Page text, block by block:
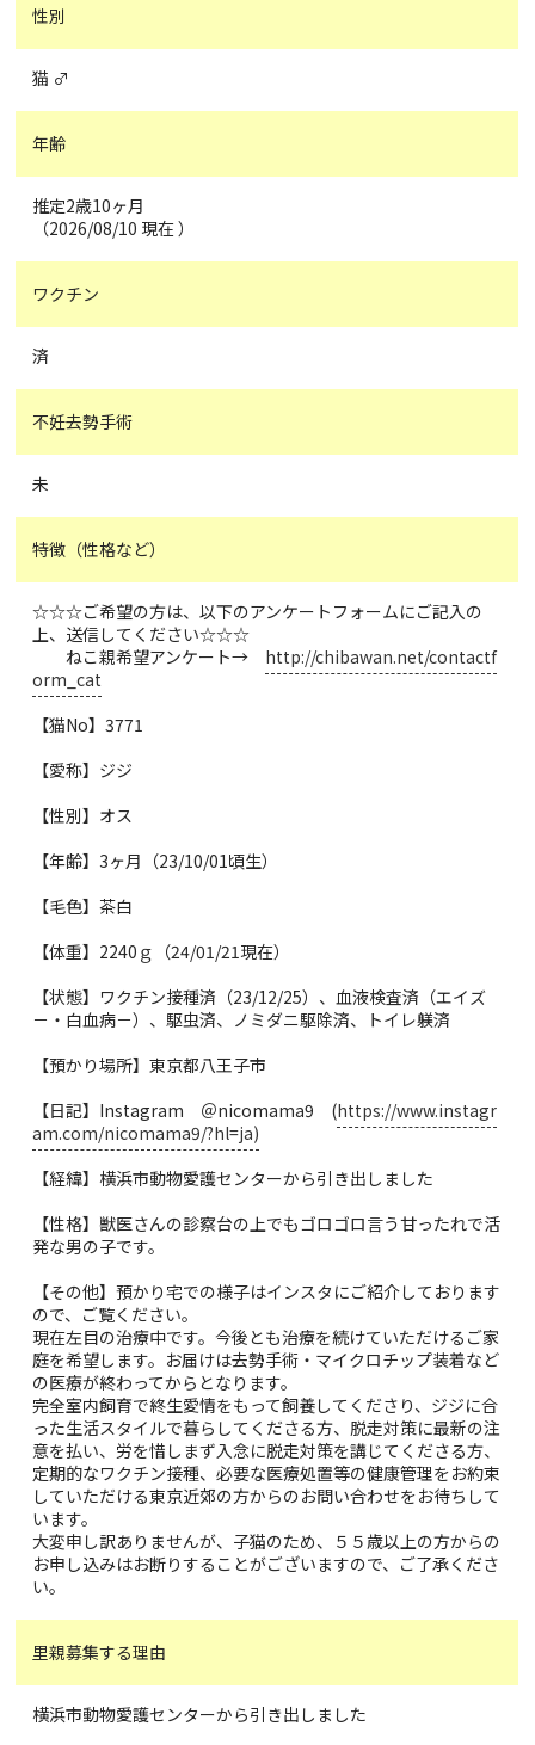
性別
猫 ♂
年齢
推定2歳10ヶ月
（2026/08/10 現在 ）
ワクチン
済
不妊去勢手術
未
特徴（性格など）
☆☆☆ご希望の方は、以下のアンケートフォームにご記入の
上、送信してください☆☆☆
ねこ親希望アンケート→ http://chibawan.net/contactf
orm_cat
【猫No】3771
【愛称】ジジ
【性別】オス
【年齢】3ヶ月（23/10/01頃生）
【毛色】茶白
【体重】2240ｇ（24/01/21現在）
【状態】ワクチン接種済（23/12/25）、血液検査済（エイズ
－・白血病－）、駆虫済、ノミダニ駆除済、トイレ躾済
【預かり場所】東京都八王子市
【日記】Instagram ＠nicomama9 (https://www.instagr
am.com/nicomama9/?hl=ja)
【経緯】横浜市動物愛護センターから引き出しました
【性格】獣医さんの診察台の上でもゴロゴロ言う甘ったれで活
発な男の子です。
【その他】預かり宅での様子はインスタにご紹介しております
ので、ご覧ください。
現在左目の治療中です。今後とも治療を続けていただけるご家
庭を希望します。お届けは去勢手術・マイクロチップ装着など
の医療が終わってからとなります。
完全室内飼育で終生愛情をもって飼養してくださり、ジジに合
った生活スタイルで暮らしてくださる方、脱走対策に最新の注
意を払い、労を惜しまず入念に脱走対策を講じてくださる方、
定期的なワクチン接種、必要な医療処置等の健康管理をお約束
していただける東京近郊の方からのお問い合わせをお待ちして
います。
大変申し訳ありませんが、子猫のため、５５歳以上の方からの
お申し込みはお断りすることがございますので、ご了承くださ
い。
里親募集する理由
横浜市動物愛護センターから引き出しました